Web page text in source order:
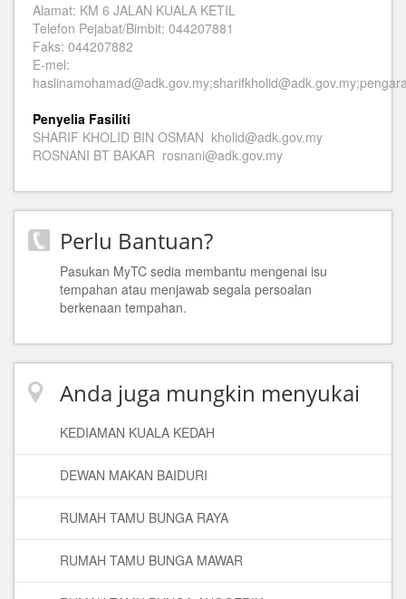
Alamat: KM 6 JALAN KUALA KETIL
Telefon Pejabat/Bimbit: 044207881
Faks: 044207882
E-mel:
Penyelia Fasiliti
SHARIF KHOLID BIN OSMAN kholid@adk.gov.my
ROSNANI BT BAKAR rosnani@adk.gov.my
Perlu Bantuan?
Pasukan MyTC sedia membantu mengenai isu
tempahan atau menjawab segala persoalan
berkenaan tempahan.
Anda juga mungkin menyukai
KEDIAMAN KUALA KEDAH
DEWAN MAKAN BAIDURI
RUMAH TAMU BUNGA RAYA
RUMAH TAMU BUNGA MAWAR